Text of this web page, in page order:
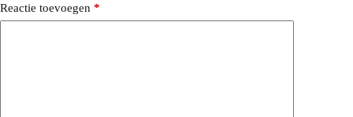
Reactie toevoegen *